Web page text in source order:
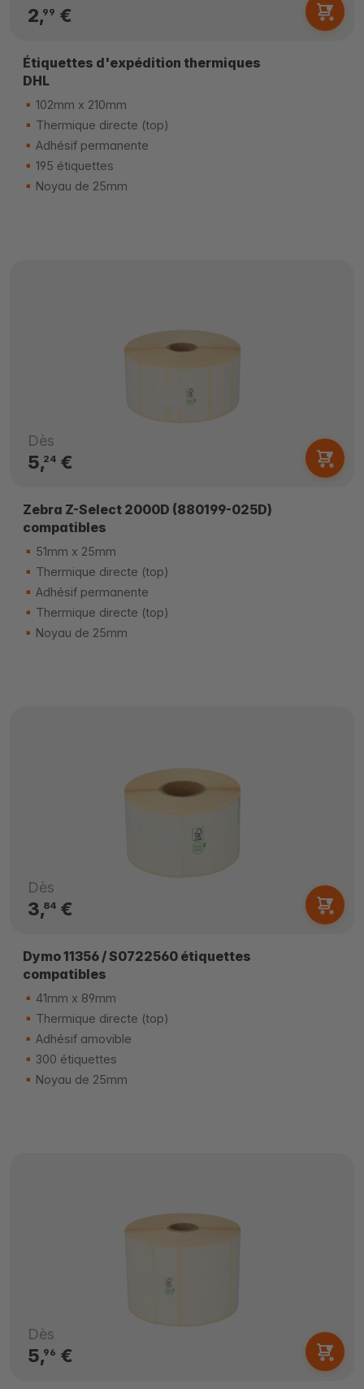
2,99 €
Étiquettes d'expédition thermiques
DHL
102mm x 210mm
Thermique directe (top)
Adhésif permanente
195 étiquettes
Noyau de 25mm
Dès
5,24€
Zebra Z-Select 2000D (880199-025D)
compatibles
51mm x 25mm
Thermique directe (top)
Adhésif permanente
Thermique directe (top)
Noyau de 25mm
Dès
3,84€
Dymo 11356 / S0722560 étiquettes
compatibles
41mm x 89mm
Thermique directe (top)
Adhésif amovible
300 étiquettes
Noyau de 25mm
Dès
5,96 €